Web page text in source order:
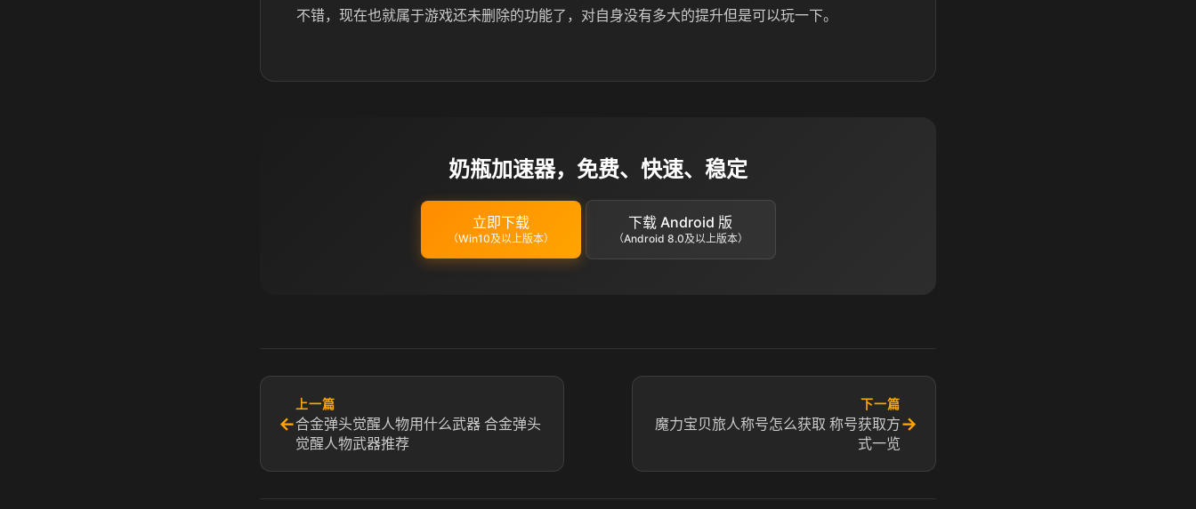
不错，现在也就属于游戏还未删除的功能了，对自身没有多大的提升但是可以玩一下。
奶瓶加速器，免费、快速、稳定
立即下载
（Win10及以上版本）
下载 Android 版
（Android 8.0及以上版本）
←
上一篇
合金弹头觉醒人物用什么武器 合金弹头
觉醒人物武器推荐
下一篇
魔力宝贝旅人称号怎么获取 称号获取方
式一览
→